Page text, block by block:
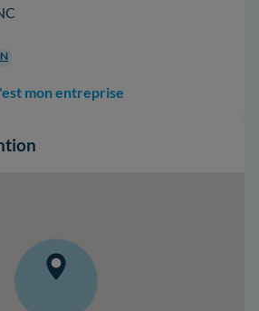
mon entreprise